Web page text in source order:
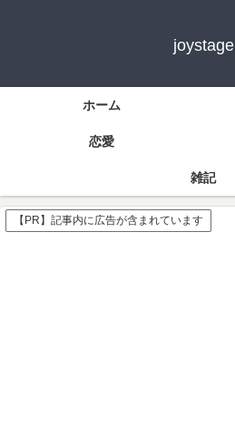
joystage
ホーム
恋愛
雑記
【PR】記事内に広告が含まれています